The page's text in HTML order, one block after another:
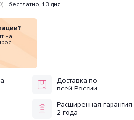
—бесплатно, 1-3 дня
на
Доставка по
всей России
Расширенная гарантия
2 года